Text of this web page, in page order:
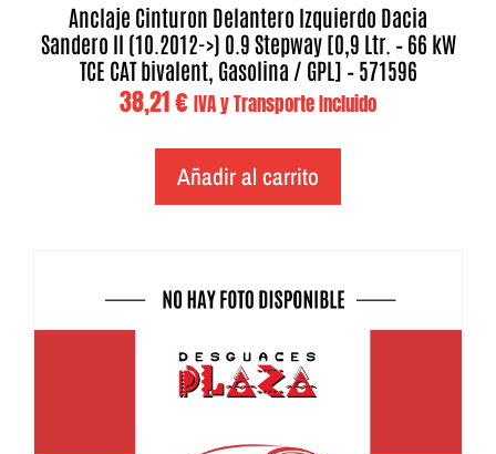
Anclaje Cinturon Delantero Izquierdo Dacia
Sandero II (10.2012->) 0.9 Stepway [0,9 Ltr. – 66 kW
TCE CAT bivalent, Gasolina / GPL] – 571596
38,21€ IVA y Transporte Incluido
Añadir al carrito